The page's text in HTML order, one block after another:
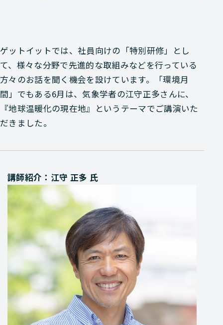
ゲットイットでは、社員向けの「特別研修」とし
て、様々な分野で先進的な取組みなどを行っている
方々のお話を聞く機会を設けています。「環境月
間」でもある6月は、気象学者の江守正多さんに、
『地球温暖化の現在地』というテーマでご講演いた
だきました。
講師紹介：江守 正多 氏